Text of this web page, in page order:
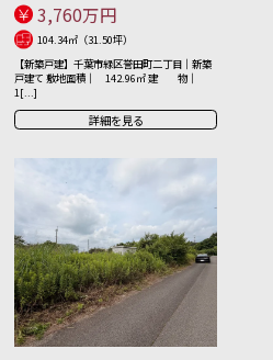
3,760万円
104.34㎡（31.50坪）
【新築戸建】千葉市緑区誉田町二丁目｜新築
戸建て 敷地面積｜ 142.96㎡ 建 物｜
1[...]
詳細を見る